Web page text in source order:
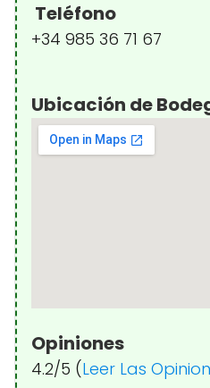
Teléfono
+34 985 36 71 67
Ubicación de
Opiniones
4.2/5 (Leer Las